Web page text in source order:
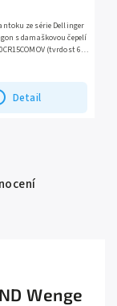
Detail
ze série Dellinger
s damaškovou čepelí
(tvrdost 61
Wenge